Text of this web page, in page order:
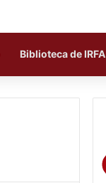
Biblioteca de IRFA